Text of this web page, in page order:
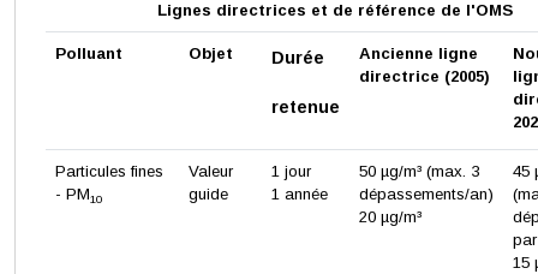
Lignes directrices et de référence de l'OMS
Polluant Objet Durée
retenue
Ancienne ligne
directrice (2005)
Particules fines
- PM10
Valeur
guide
1 jour
1 année
50 µg/m³ (max. 3
dépassements/an)
20 µg/m³
45
15